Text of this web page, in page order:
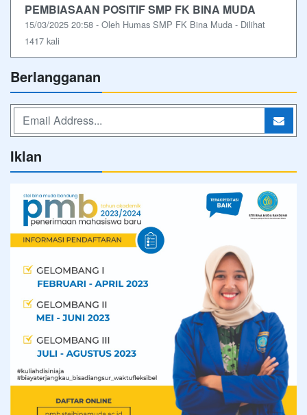
PEMBIASAAN POSITIF SMP FK BINA MUDA
15/03/2025 20:58 - Oleh Humas SMP FK Bina Muda - Dilihat
1417 kali
Berlangganan
Iklan